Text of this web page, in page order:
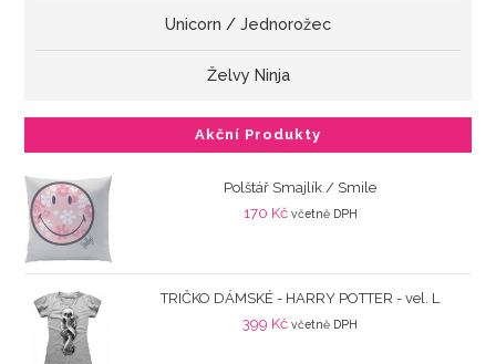
Unicorn / Jednorožec
Želvy Ninja
Akční Produkty
Polštář Smajlík / Smile
170 Kč včetně DPH
TRIČKO DÁMSKÉ - HARRY POTTER - vel. L
399 Kč včetně DPH